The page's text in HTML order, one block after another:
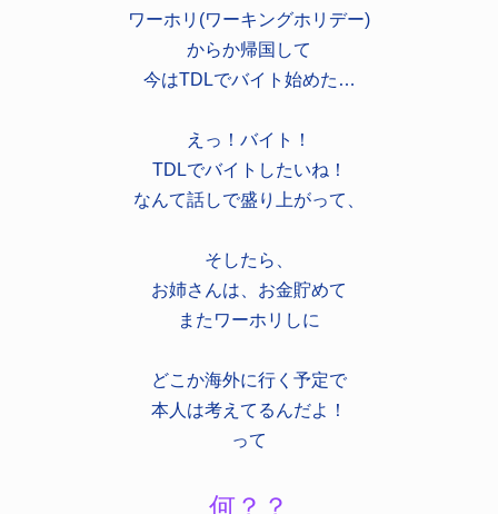
ワーホリ(ワーキングホリデー)
からか帰国して
今はTDLでバイト始めた…
えっ！バイト！
TDLでバイトしたいね！
なんて話しで盛り上がって、
そしたら、
お姉さんは、お金貯めて
またワーホリしに
どこか海外に行く予定で
本人は考えてるんだよ！
って
何？？